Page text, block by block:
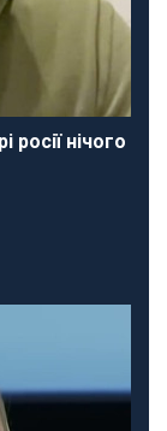
росії нічого